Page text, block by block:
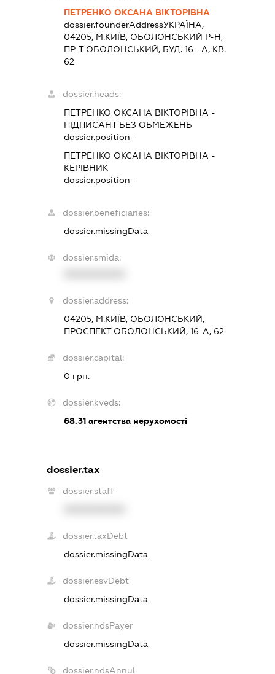
ПЕТРЕНКО ОКСАНА ВІКТОРІВНА
dossier.founderAddressУКРАЇНА,
04205, М.КИЇВ, ОБОЛОНСЬКИЙ Р-Н,
ПР-Т ОБОЛОНСЬКИЙ, БУД. 16--А, КВ.
62
dossier.heads:
ПЕТРЕНКО ОКСАНА ВІКТОРІВНА -
ПІДПИСАНТБЕЗ ОБМЕЖЕНЬ
dossier.position -
ПЕТРЕНКО ОКСАНА ВІКТОРІВНА -
КЕРІВНИК
dossier.position -
dossier.beneficiaries:
dossier.missingData
dossier.smida:
dossier.address:
04205, М.КИЇВ, ОБОЛОНСЬКИЙ,
ПРОСПЕКТ ОБОЛОНСЬКИЙ, 16-А, 62
dossier.capital:
0 грн.
dossier.kveds:
68.31 агентства нерухомості
dossier.tax
dossier.staff
dossier.taxDebt
dossier.missingData
dossier.esvDebt
dossier.missingData
dossier.ndsPayer
dossier.missingData
dossier.ndsAnnul